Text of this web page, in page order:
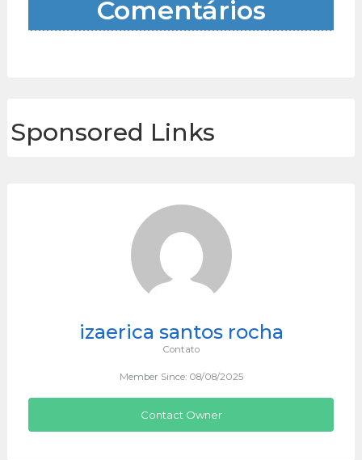
Comentários
Sponsored Links
izaerica santos rocha
Contato
Member Since: 08/08/2025
Contact Owner